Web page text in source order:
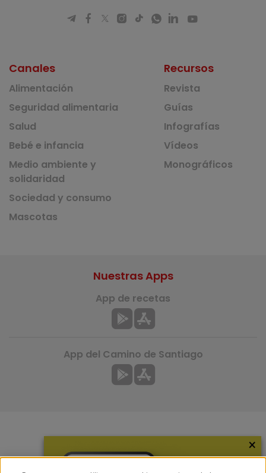
Canales
Alimentación
Seguridad alimentaria
Salud
Bebé e infancia
Medio ambiente y
solidaridad
Sociedad y consumo
Mascotas
Recursos
Revista
Guías
Infografías
Vídeos
Monográficos
Nuestras Apps
App de recetas
App del Camino de Santiago
×